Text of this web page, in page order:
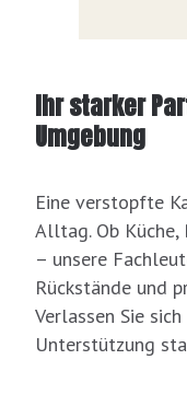
Ihr starker
Umgebung
Eine verstopfte
Alltag. Ob
– unsere
Rückstände und
Verlassen Sie
Unterstützung